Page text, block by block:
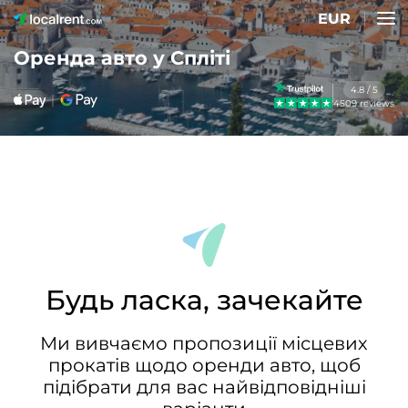
EUR
Оренда авто у Спліті
4.8 / 5
4509 reviews
Будь ласка, зачекайте
Ми вивчаємо пропозиції місцевих
прокатів щодо оренди авто, щоб
підібрати для вас найвідповідніші